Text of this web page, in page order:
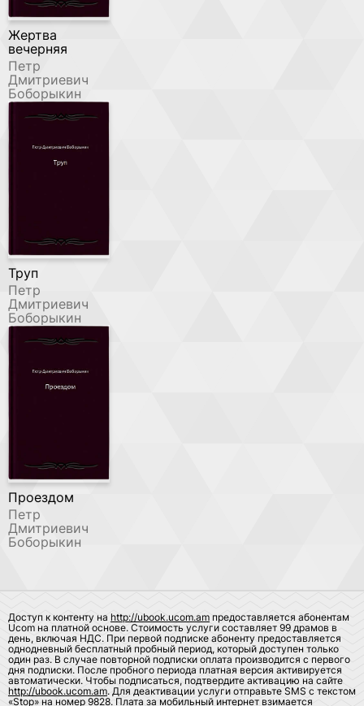
Жертва
вечерняя
Петр
Дмитриевич
Боборыкин
Труп
Петр
Дмитриевич
Боборыкин
Проездом
Петр
Дмитриевич
Боборыкин
Доступ к контенту на http://ubook.ucom.am предоставляется абонентам
Ucom на платной основе. Стоимость услуги составляет 99 драмов в
день, включая НДС. При первой подписке абоненту предоставляется
однодневный бесплатный пробный период, который доступен только
один раз. В случае повторной подписки оплата производится с первого
дня подписки. После пробного периода платная версия активируется
автоматически. Чтобы подписаться, подтвердите активацию на сайте
http://ubook.ucom.am. Для деактивации услуги отправьте SMS с текстом
«Stop» на номер 9828. Плата за мобильный интернет взимается